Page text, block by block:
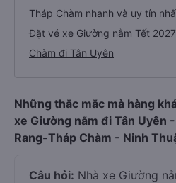
Tháp Chàm nhanh và uy tín
Đặt vé xe Giường nằm Tết
Chàm đi Tân Uyên
Những thắc mắc mà hàng
xe Giường nằm đi Tân Uyên
Rang-Tháp Chàm - Ninh
Câu hỏi: Nhà xe Giường